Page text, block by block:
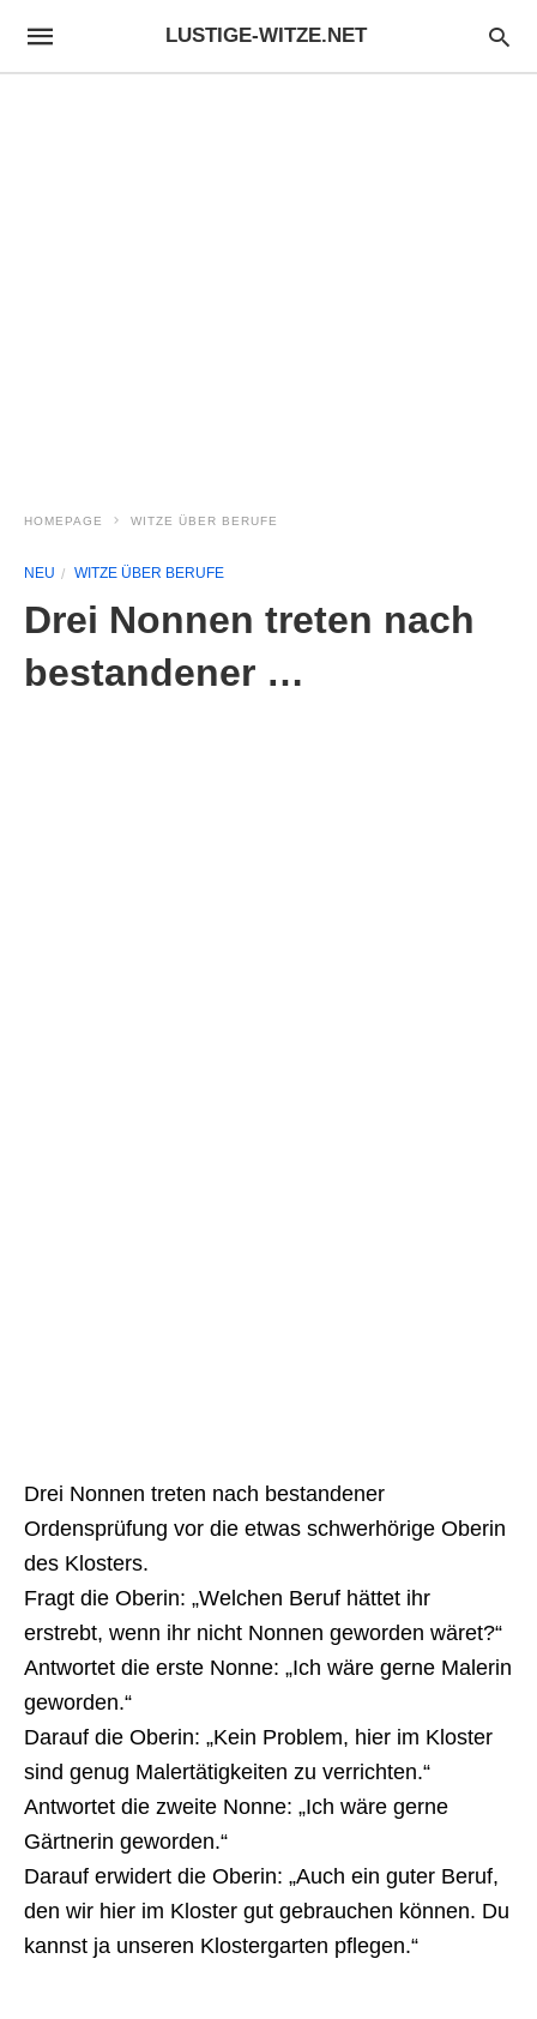
LUSTIGE-WITZE.NET
HOMEPAGE WITZE ÜBER BERUFE
NEU WITZE ÜBER BERUFE
Drei Nonnen treten nach
bestandener …
Drei Nonnen treten nach bestandener
Ordensprüfung vor die etwas schwerhörige Oberin
des Klosters.
Fragt die Oberin: „Welchen Beruf hättet ihr
erstrebt, wenn ihr nicht Nonnen geworden wäret?“
Antwortet die erste Nonne: „Ich wäre gerne Malerin
geworden.“
Darauf die Oberin: „Kein Problem, hier im Kloster
sind genug Malertätigkeiten zu verrichten.“
Antwortet die zweite Nonne: „Ich wäre gerne
Gärtnerin geworden.“
Darauf erwidert die Oberin: „Auch ein guter Beruf,
den wir hier im Kloster gut gebrauchen können. Du
kannst ja unseren Klostergarten pflegen.“